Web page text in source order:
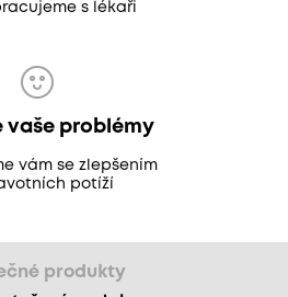
s lékaři
vaše problémy
vám se zlepšením
potíží
produkty